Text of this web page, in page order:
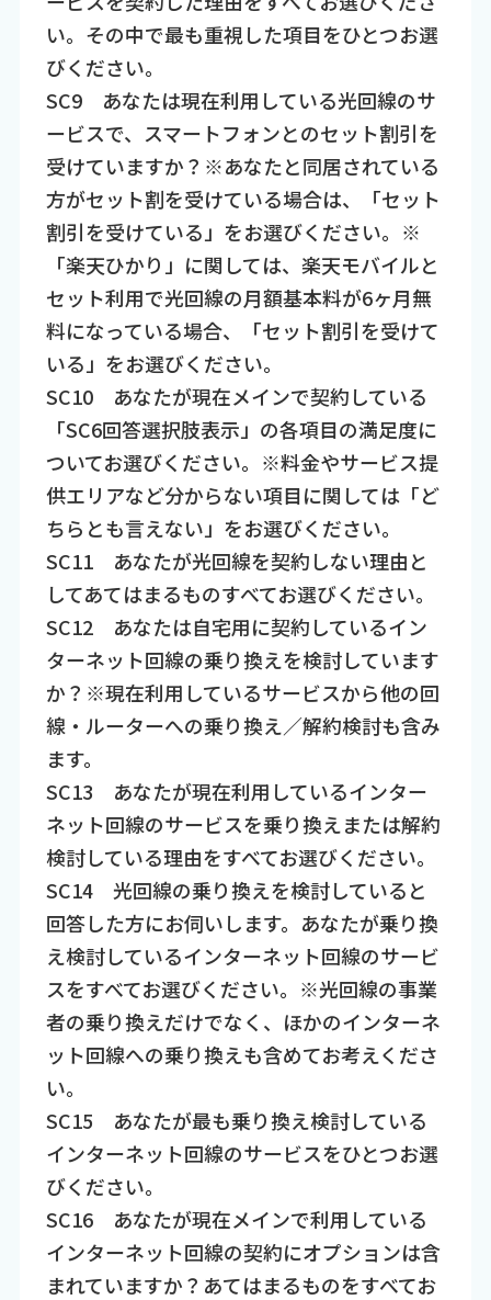
い。その中で最も重視した項目をひとつお選
びください。
SC9 あなたは現在利用している光回線のサ
ービスで、スマートフォンとのセット割引を
受けていますか？※あなたと同居されている
方がセット割を受けている場合は、「セット
割引を受けている」をお選びください。※
「楽天ひかり」に関しては、楽天モバイルと
セット利用で光回線の月額基本料が6ヶ月無
料になっている場合、「セット割引を受けて
いる」をお選びください。
SC10 あなたが現在メインで契約している
「SC6回答選択肢表示」の各項目の満足度に
ついてお選びください。※料金やサービス提
供エリアなど分からない項目に関しては「ど
ちらとも言えない」をお選びください。
SC11 あなたが光回線を契約しない理由と
してあてはまるものすべてお選びください。
SC12 あなたは自宅用に契約しているイン
ターネット回線の乗り換えを検討しています
か？※現在利用しているサービスから他の回
線・ルーターへの乗り換え／解約検討も含み
ます。
SC13 あなたが現在利用しているインター
ネット回線のサービスを乗り換えまたは解約
検討している理由をすべてお選びください。
SC14 光回線の乗り換えを検討していると
回答した方にお伺いします。あなたが乗り換
え検討しているインターネット回線のサービ
スをすべてお選びください。※光回線の事業
者の乗り換えだけでなく、ほかのインターネ
ット回線への乗り換えも含めてお考えくださ
い。
SC15 あなたが最も乗り換え検討している
インターネット回線のサービスをひとつお選
びください。
SC16 あなたが現在メインで利用している
インターネット回線の契約にオプションは含
まれていますか？あてはまるものをすべてお